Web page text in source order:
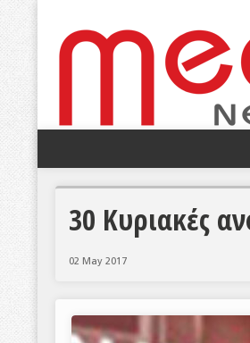
30 Κυριακές
02 May 2017